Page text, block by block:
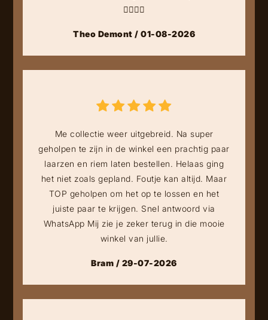
👍🏻👍🏻
Theo Demont / 01-08-2026
Me collectie weer uitgebreid. Na super
geholpen te zijn in de winkel een prachtig paar
laarzen en riem laten bestellen. Helaas ging
het niet zoals gepland. Foutje kan altijd. Maar
TOP geholpen om het op te lossen en het
juiste paar te krijgen. Snel antwoord via
WhatsApp Mij zie je zeker terug in die mooie
winkel van jullie.
Bram / 29-07-2026